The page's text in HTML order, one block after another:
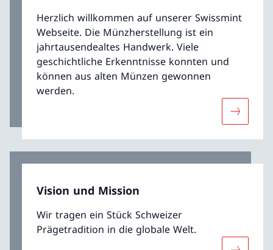
Herzlich willkommen auf unserer Swissmint
Webseite. Die Münzherstellung ist ein
jahrtausendealtes Handwerk. Viele
geschichtliche Erkenntnisse konnten und
können aus alten Münzen gewonnen
werden.
Mehr
Vision und Mission
Wir tragen ein Stück Schweizer
Prägetradition in die globale Welt.